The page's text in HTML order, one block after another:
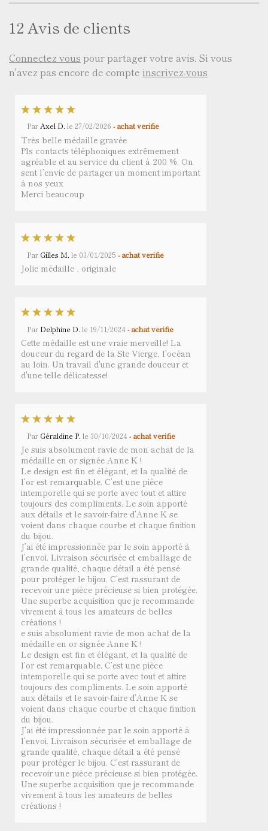
12 Avis de clients
Connectez vous pour partager votre avis. Si vous
n'avez pas encore de compte inscrivez-vous
Par Axel D. le 27/02/2026 - achat vérifié
Très belle médaille gravée
Pls contacts téléphoniques extrêmement
agréable et au service du client à 200 %. On
sent l’envie de partager un moment important
à nos yeux
Merci beaucoup
Par Gilles M. le 03/01/2025 - achat vérifié
Jolie médaille , originale
Par Delphine D. le 19/11/2024 - achat vérifié
Cette médaille est une vraie merveille! La
douceur du regard de la Ste Vierge, l'océan
au loin. Un travail d'une grande douceur et
d'une telle délicatesse!
Par Géraldine P. le 30/10/2024 - achat vérifié
Je suis absolument ravie de mon achat de la
médaille en or signée Anne K !
Le design est fin et élégant, et la qualité de
l’or est remarquable. C’est une pièce
intemporelle qui se porte avec tout et attire
toujours des compliments. Le soin apporté
aux détails et le savoir-faire d’Anne K se
voient dans chaque courbe et chaque finition
du bijou.
J’ai été impressionnée par le soin apporté à
l’envoi. Livraison sécurisée et emballage de
grande qualité, chaque détail a été pensé
pour protéger le bijou. C’est rassurant de
recevoir une pièce précieuse si bien protégée.
Une superbe acquisition que je recommande
vivement à tous les amateurs de belles
créations !
e suis absolument ravie de mon achat de la
médaille en or signée Anne K !
Le design est fin et élégant, et la qualité de
l’or est remarquable. C’est une pièce
intemporelle qui se porte avec tout et attire
toujours des compliments. Le soin apporté
aux détails et le savoir-faire d’Anne K se
voient dans chaque courbe et chaque finition
du bijou.
J’ai été impressionnée par le soin apporté à
l’envoi. Livraison sécurisée et emballage de
grande qualité, chaque détail a été pensé
pour protéger le bijou. C’est rassurant de
recevoir une pièce précieuse si bien protégée.
Une superbe acquisition que je recommande
vivement à tous les amateurs de belles
créations !